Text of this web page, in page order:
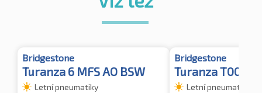
Bridgestone
Turanza 6 MFS AO BSW
Letní pneumatiky
Bridgestone
Turanza T005
Letní pneumatiky